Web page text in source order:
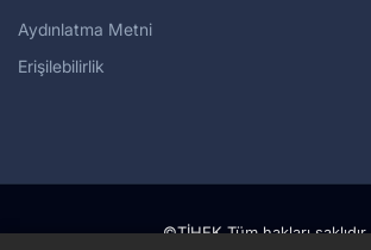
Aydınlatma Metni
Erişilebilirlik
©TİHEK Tüm hakları saklıdır.